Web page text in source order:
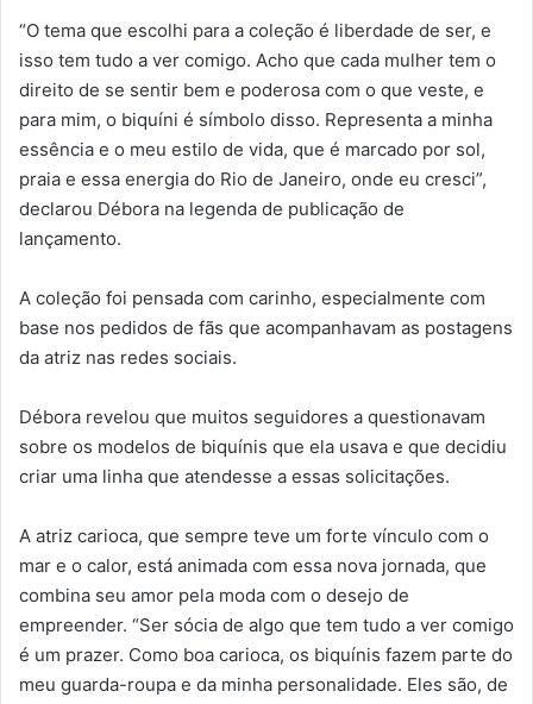
“O tema que escolhi para a coleção é liberdade de ser, e
isso tem tudo a ver comigo. Acho que cada mulher tem o
direito de se sentir bem e poderosa com o que veste, e
para mim, o biquíni é símbolo disso. Representa a minha
essência e o meu estilo de vida, que é marcado por sol,
praia e essa energia do Rio de Janeiro, onde eu cresci”,
declarou Débora na legenda de publicação de
lançamento.
A coleção foi pensada com carinho, especialmente com
base nos pedidos de fãs que acompanhavam as postagens
da atriz nas redes sociais.
Débora revelou que muitos seguidores a questionavam
sobre os modelos de biquínis que ela usava e que decidiu
criar uma linha que atendesse a essas solicitações.
A atriz carioca, que sempre teve um forte vínculo com o
mar e o calor, está animada com essa nova jornada, que
combina seu amor pela moda com o desejo de
empreender. “Ser sócia de algo que tem tudo a ver comigo
é um prazer. Como boa carioca, os biquínis fazem parte do
meu guarda-roupa e da minha personalidade. Eles são, de